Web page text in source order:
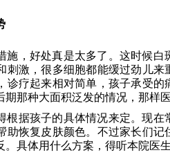
施，好处真是太多了。这时候
刺激，很多细胞都能缓过劲儿
诊疗起来相对简单，孩子承受
那种大面积泛发的情况，那样
根据孩子的具体情况来定。现
助恢复皮肤颜色。不过家长们
具体用什么方案，得听本院医